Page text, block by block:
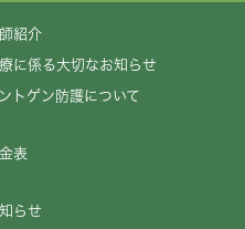
紹介
に係る大切なお知らせ
ントゲン防護について
表
らせ